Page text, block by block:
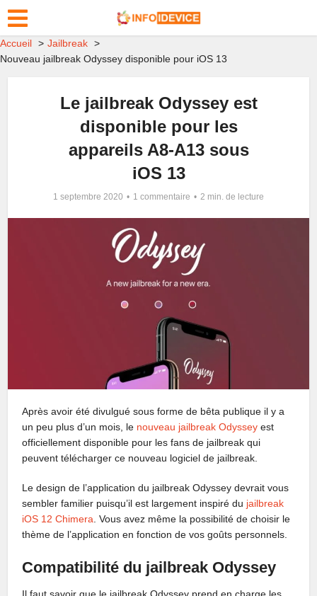
Accueil
Jailbreak
Nouveau jailbreak Odyssey disponible pour iOS 13
Le jailbreak Odyssey est
disponible pour les
appareils A8-A13 sous
iOS 13
1 septembre 2020 1 commentaire 2 min. de lecture
Après avoir été divulgué sous forme de bêta publique il y a
un peu plus d’un mois, le nouveau jailbreak Odyssey est
officiellement disponible pour les fans de jailbreak qui
peuvent télécharger ce nouveau logiciel de jailbreak.
Le design de l’application du jailbreak Odyssey devrait vous
sembler familier puisqu’il est largement inspiré du jailbreak
iOS 12 Chimera . Vous avez même la possibilité de choisir le
thème de l’application en fonction de vos goûts personnels.
Compatibilité du jailbreak Odyssey